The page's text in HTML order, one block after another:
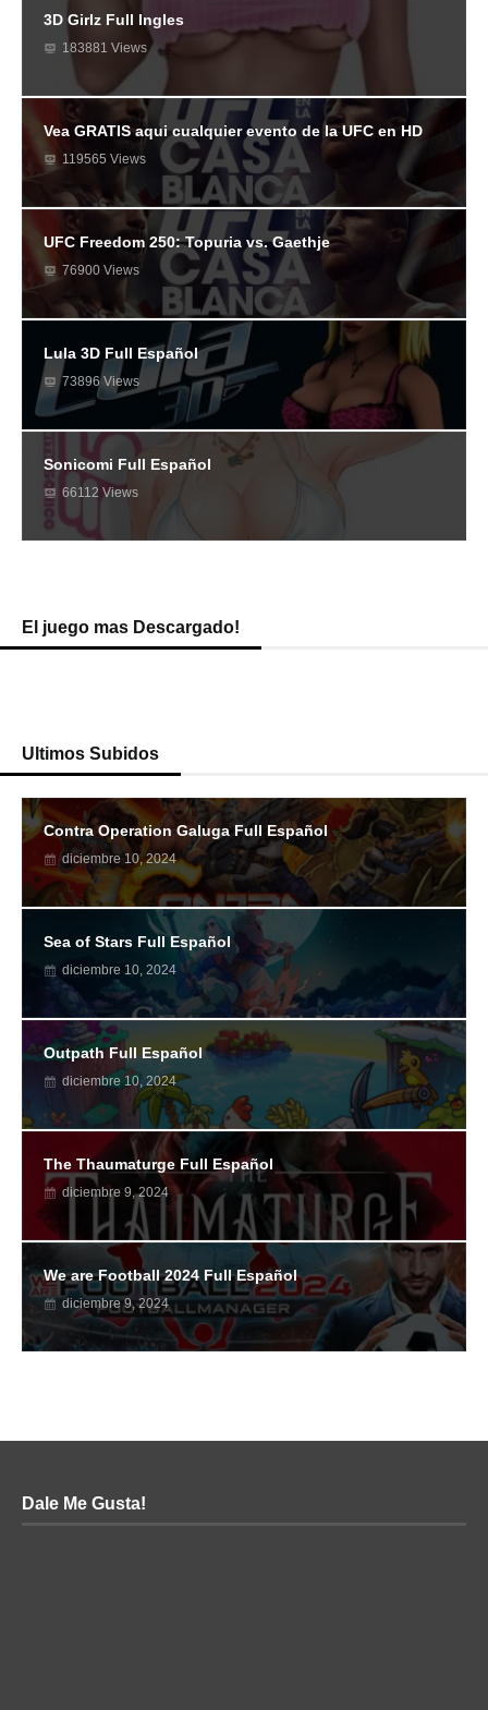
3D Girlz Full Ingles
183881 Views
Vea GRATIS aqui cualquier evento de la UFC en HD
119565 Views
UFC Freedom 250: Topuria vs. Gaethje
76900 Views
Lula 3D Full Español
73896 Views
Sonicomi Full Español
66112 Views
El juego mas Descargado!
Ultimos Subidos
Contra Operation Galuga Full Español
diciembre 10, 2024
Sea of Stars Full Español
diciembre 10, 2024
Outpath Full Español
diciembre 10, 2024
The Thaumaturge Full Español
diciembre 9, 2024
We are Football 2024 Full Español
diciembre 9, 2024
Dale Me Gusta!